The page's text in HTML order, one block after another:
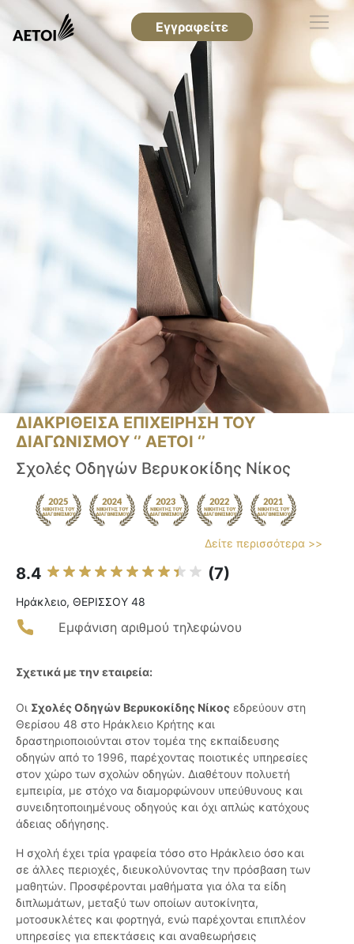
Εγγραφείτε
ΔΙΑΚΡΙΘΕΙΣΑ ΕΠΙΧΕΙΡΗΣΗ ΤΟΥ
ΔΙΑΓΩΝΙΣΜΟΥ ‘’ ΑΕΤΟΙ ‘’
Σχολές Οδηγών Βερυκοκίδης Νίκος
Δείτε περισσότερα >>
8.4 (7)
Ηράκλειο, ΘΕΡΙΣΣΟΥ 48
Εμφάνιση αριθμού τηλεφώνου
Σχετικά με την εταιρεία:
Οι Σχολές Οδηγών Βερυκοκίδης Νίκος εδρεύουν στη
Θερίσου 48 στο Ηράκλειο Κρήτης και
δραστηριοποιούνται στον τομέα της εκπαίδευσης
οδηγών από το 1996, παρέχοντας ποιοτικές υπηρεσίες
στον χώρο των σχολών οδηγών. Διαθέτουν πολυετή
εμπειρία, με στόχο να διαμορφώνουν υπεύθυνους και
συνειδητοποιημένους οδηγούς και όχι απλώς κατόχους
άδειας οδήγησης.
Η σχολή έχει τρία γραφεία τόσο στο Ηράκλειο όσο και
σε άλλες περιοχές, διευκολύνοντας την πρόσβαση των
μαθητών. Προσφέρονται μαθήματα για όλα τα είδη
διπλωμάτων, μεταξύ των οποίων αυτοκίνητα,
μοτοσυκλέτες και φορτηγά, ενώ παρέχονται επιπλέον
υπηρεσίες για επεκτάσεις και αναθεωρήσεις